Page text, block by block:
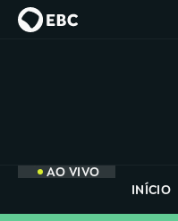
AO VIVO
INÍCIO